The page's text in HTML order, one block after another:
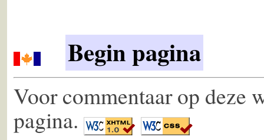
Begin pagina
Voor commentaar op deze
pagina.